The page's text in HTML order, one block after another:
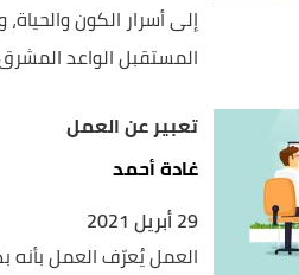
إلى أسرار الكون
المستقبل الواعد
تعبير عن العمل
غادة أحمد
29 أبريل 2021
العمل يُعرّف العمل بأنه